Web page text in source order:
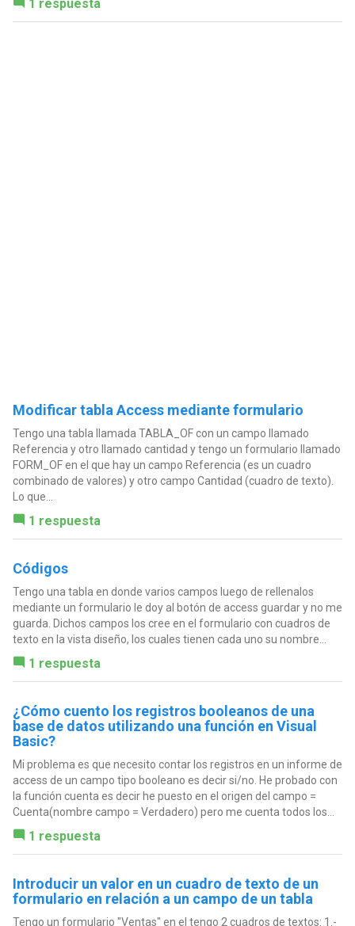
1 respuesta
Modificar tabla Access mediante formulario
Tengo una tabla llamada TABLA_OF con un campo llamado
Referencia y otro llamado cantidad y tengo un formulario llamado
FORM_OF en el que hay un campo Referencia (es un cuadro
combinado de valores) y otro campo Cantidad (cuadro de texto).
Lo que...
1 respuesta
Códigos
Tengo una tabla en donde varios campos luego de rellenalos
mediante un formulario le doy al botón de access guardar y no me
guarda. Dichos campos los cree en el formulario con cuadros de
texto en la vista diseño, los cuales tienen cada uno su nombre...
1 respuesta
¿Cómo cuento los registros booleanos de una
base de datos utilizando una función en Visual
Basic?
Mi problema es que necesito contar los registros en un informe de
access de un campo tipo booleano es decir si/no. He probado con
la función cuenta es decir he puesto en el origen del campo =
Cuenta(nombre campo = Verdadero) pero me cuenta todos los...
1 respuesta
Introducir un valor en un cuadro de texto de un
formulario en relación a un campo de un tabla
Tengo un formulario "Ventas" en el tengo 2 cuadros de textos: 1.-